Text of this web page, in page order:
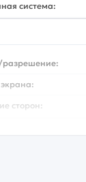
система:
сторон: